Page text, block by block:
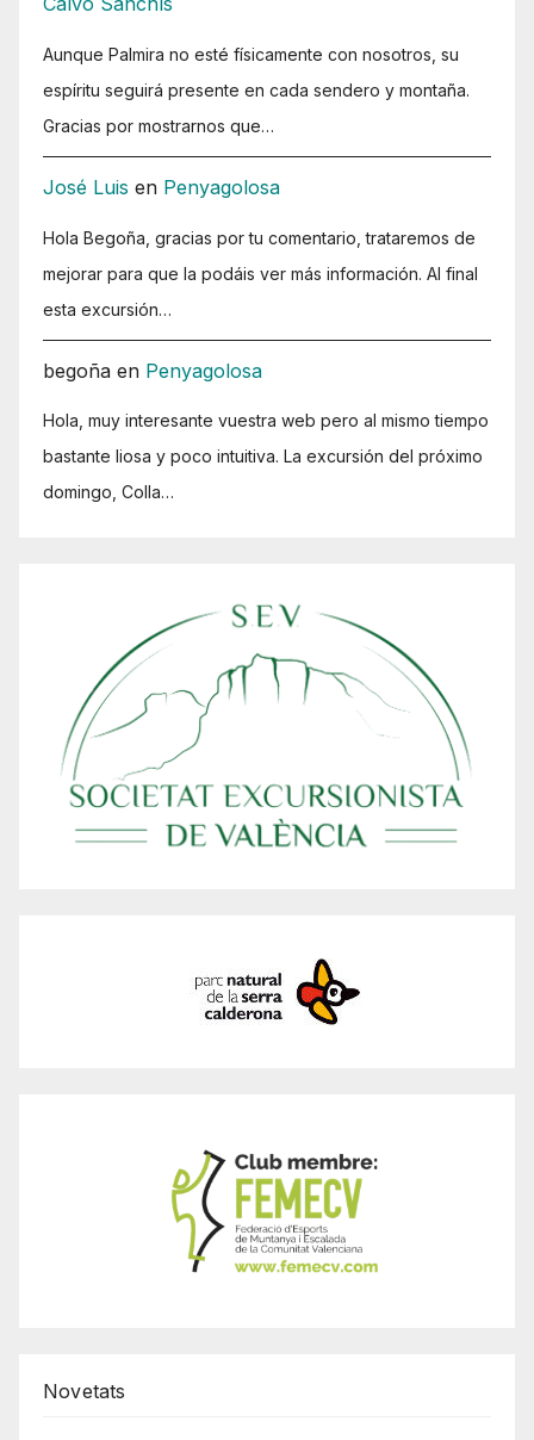
Aunque Palmira no esté físicamente con nosotros, su
espíritu seguirá presente en cada sendero y montaña.
Gracias por mostrarnos que…
José Luis en Penyagolosa
Hola Begoña, gracias por tu comentario, trataremos de
mejorar para que la podáis ver más información. Al final
esta excursión…
begoña en Penyagolosa
Hola, muy interesante vuestra web pero al mismo tiempo
bastante liosa y poco intuitiva. La excursión del próximo
domingo, Colla…
Novetats